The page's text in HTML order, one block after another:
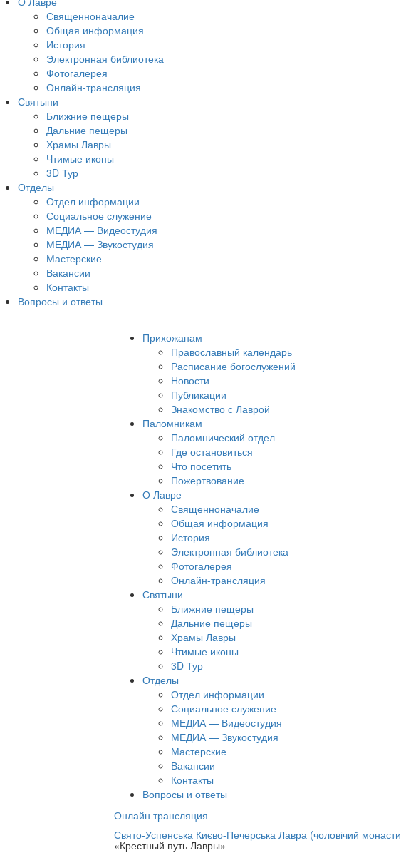
Священноначалие
Общая информация
История
Электронная библиотека
Фотогалерея
Онлайн-трансляция
Святыни
Ближние пещеры
Дальние пещеры
Храмы Лавры
Чтимые иконы
3D Тур
Отделы
Отдел информации
Социальное служение
МЕДИА — Видеостудия
МЕДИА — Звукостудия
Мастерские
Вакансии
Контакты
Вопросы и ответы
Прихожанам
Православный календарь
Расписание богослужений
Новости
Публикации
Знакомство с Лаврой
Паломникам
Паломнический отдел
Где остановиться
Что посетить
Пожертвование
О Лавре
Священноначалие
Общая информация
История
Электронная библиотека
Фотогалерея
Онлайн-трансляция
Святыни
Ближние пещеры
Дальние пещеры
Храмы Лавры
Чтимые иконы
3D Тур
Отделы
Отдел информации
Социальное служение
МЕДИА — Видеостудия
МЕДИА — Звукостудия
Мастерские
Вакансии
Контакты
Вопросы и ответы
Онлайн трансляция
12 сентября
Свято-Успенська Києво-Печерська Лавра (чоловічий
«Крестный путь Лавры»